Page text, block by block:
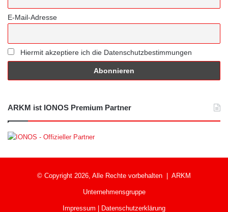
E-Mail-Adresse
Hiermit akzeptiere ich die Datenschutzbestimmungen
ARKM ist IONOS Premium Partner
© Copyright 2026, Alle Rechte vorbehalten | ARKM
Unternehmensgruppe
Impressum Datenschutzerklärung